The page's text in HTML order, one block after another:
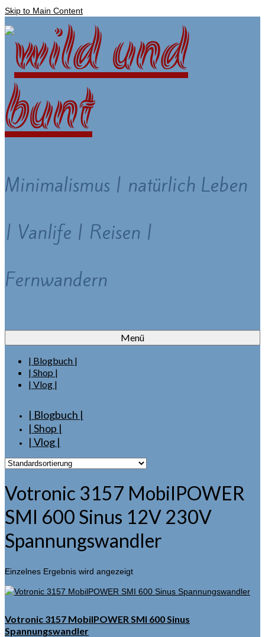
Skip to Main Content
Minimalismus | natürlich Leben
| Vanlife | Reisen |
Fernwandern
Menü
| Blogbuch |
| Shop |
| Vlog |
| Blogbuch |
| Shop |
| Vlog |
Votronic 3157 MobilPOWER
SMI 600 Sinus 12V 230V
Spannungswandler
Einzelnes Ergebnis wird angezeigt
Votronic 3157 MobilPOWER SMI 600 Sinus
Spannungswandler